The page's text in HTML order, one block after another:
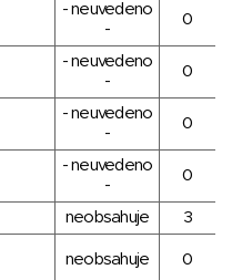
- neuvedeno
-
0
- neuvedeno
-
0
- neuvedeno
-
0
- neuvedeno
-
0
neobsahuje
3
neobsahuje 0